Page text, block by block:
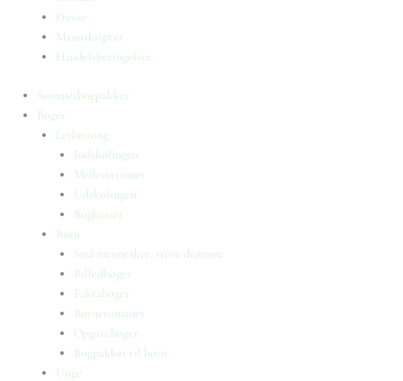
Presse
Manuskripter
Handelsbetingelser
Sommerbogpakker
Bøger
Letlæsning
Indskolingen
Mellemtrinnet
Udskolingen
Bogkasser
Børn
Små mennesker, store drømme
Billedbøger
Faktabøger
Børneromaner
Opgavebøger
Bogpakker til børn
Unge